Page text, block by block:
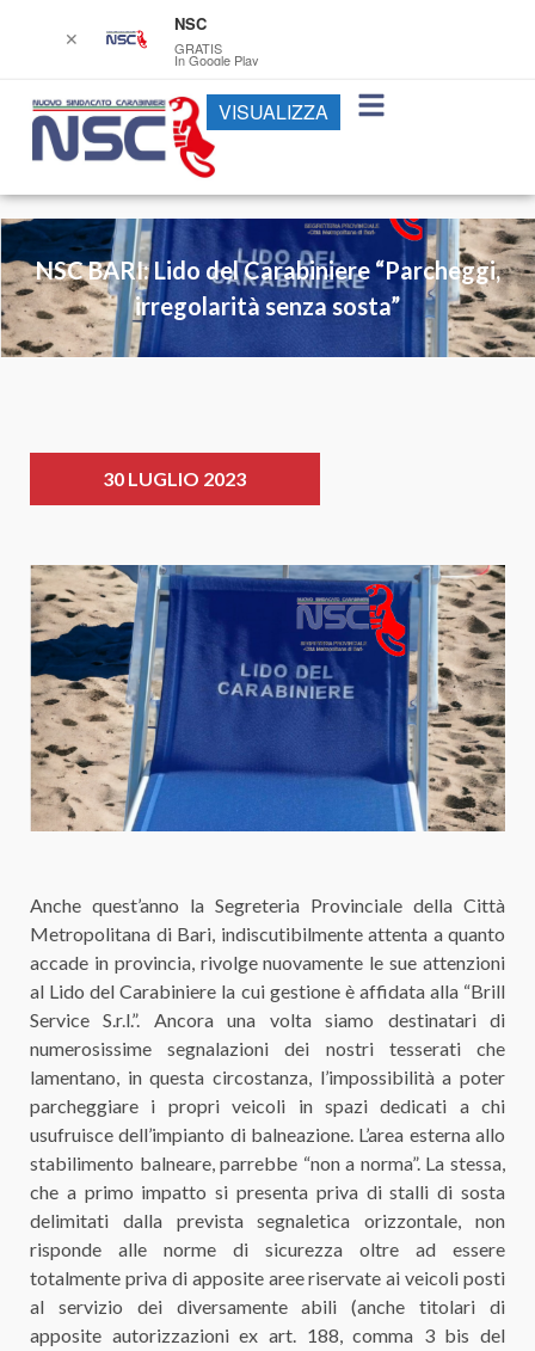
NSC BARI: Lido del Carabiniere “Parcheggi,
irregolarità senza sosta”
30 LUGLIO 2023
Anche quest’anno la Segreteria Provinciale della Città
Metropolitana di Bari, indiscutibilmente attenta a quanto
accade in provincia, rivolge nuovamente le sue attenzioni
al Lido del Carabiniere la cui gestione è affidata alla “Brill
Service S.r.l.”. Ancora una volta siamo destinatari di
numerosissime segnalazioni dei nostri tesserati che
lamentano, in questa circostanza, l’impossibilità a poter
parcheggiare i propri veicoli in spazi dedicati a chi
usufruisce dell’impianto di balneazione. L’area esterna allo
stabilimento balneare,parrebbe “non a norma”. La stessa,
che a primo impatto si presenta priva di stalli di sosta
delimitati dalla prevista segnaletica orizzontale, non
risponde alle norme di sicurezza oltre ad essere
totalmente priva diapposite aree riservate ai veicoli posti
al servizio dei diversamente abili (anche titolari di
apposite autorizzazioniex art. 188, comma 3 bis del
✕
NSC
GRATIS
In Google Play
VISUALIZZA